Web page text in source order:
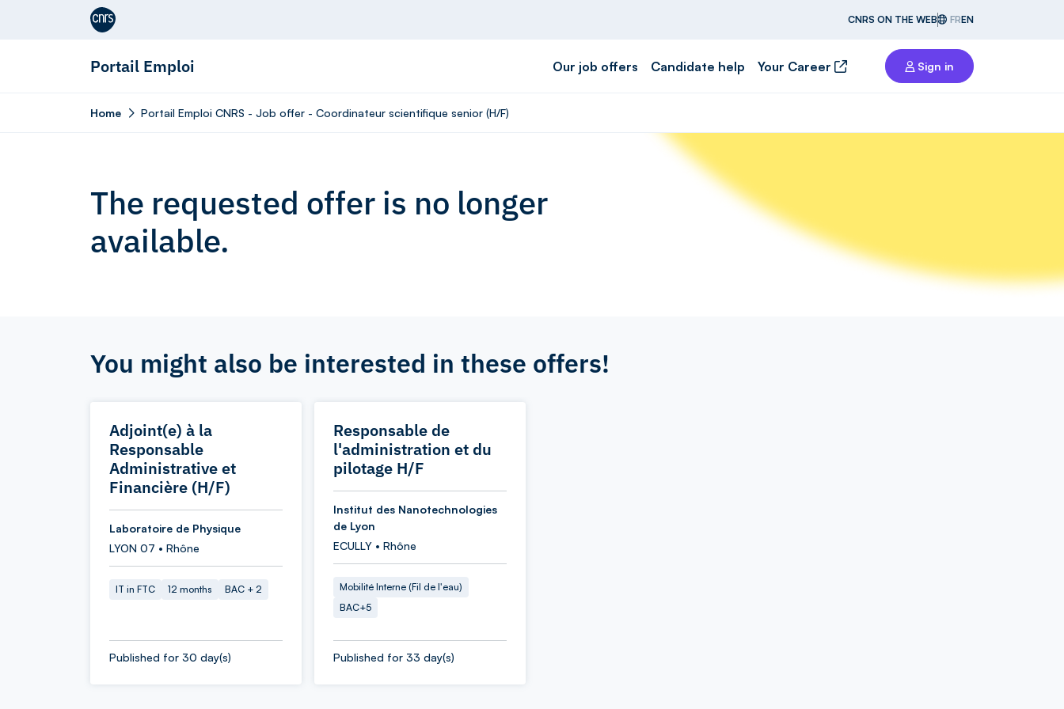
Aller au contenu
CNRS ON THE WEB FREN
Portail Emploi Our job offers Candidate help Your Career Sign in
Home Portail Emploi CNRS - Job offer - Coordinateur scientifique senior (H/F)
The requested offer is no longer
available.
You might also be interested in these offers!
Adjoint(e) à la
Responsable
Administrative et
Financière (H/F)
Laboratoire de Physique
LYON 07 • Rhône
IT in FTC 12 months BAC + 2
Published for 30 day(s)
Responsable de
l'administration et du
pilotage H/F
Institut des Nanotechnologies
de Lyon
ECULLY • Rhône
Mobilité Interne (Fil de l'eau)
BAC+5
Published for 33 day(s)